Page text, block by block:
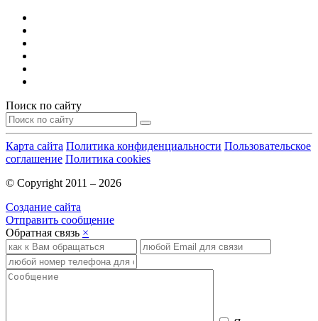
Поиск по сайту
Карта сайта Политика конфиденциальности Пользовательское
соглашение Политика cookies
© Copyright 2011 – 2026
Создание сайта
Отправить сообщение
Обратная связь ×